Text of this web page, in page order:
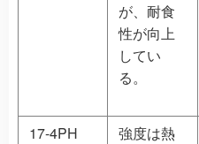
が、耐食
性が向上
してい
る。
17-4PH
強度は熱